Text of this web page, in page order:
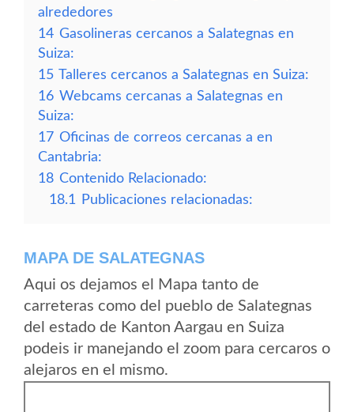
alrededores
14 Gasolineras cercanos a Salategnas en
Suiza:
15 Talleres cercanos a Salategnas en Suiza:
16 Webcams cercanas a Salategnas en
Suiza:
17 Oficinas de correos cercanas a en
Cantabria:
18 Contenido Relacionado:
18.1
Publicaciones relacionadas:
MAPA DE SALATEGNAS
Aqui os dejamos el Mapa tanto de
carreteras como del pueblo de Salategnas
del estado de Kanton Aargau en Suiza
podeis ir manejando el zoom para cercaros o
alejaros en el mismo.